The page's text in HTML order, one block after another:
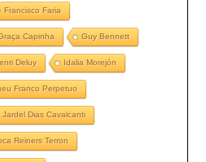
Francisco Faria
Capinha Guy Bennett
Deluy Idalia Morejón
Franco Perpetuo
Jardel Dias Cavalcanti
Reiners Terron